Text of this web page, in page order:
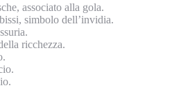
associato alla gola.
simbolo dell’invidia.
ricchezza.